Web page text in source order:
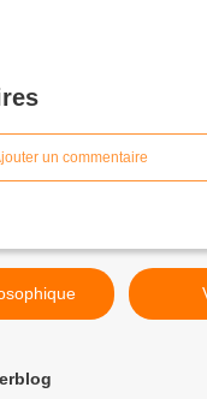
un commentaire